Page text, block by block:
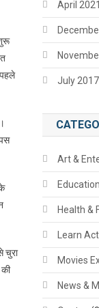
चुरा
April 2021
July 2017
Art &
Education
Health &
Learn
Movies
News &